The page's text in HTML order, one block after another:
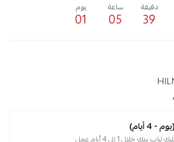
39
دقيقة
05
ساعة
01
يوم
أيام)
خلال 1 إلى 4 أيام عمل